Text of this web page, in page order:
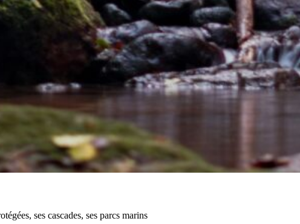
ses cascades, ses parcs marins